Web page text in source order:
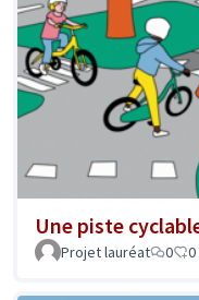
Une piste
Projet lauréat 0 0